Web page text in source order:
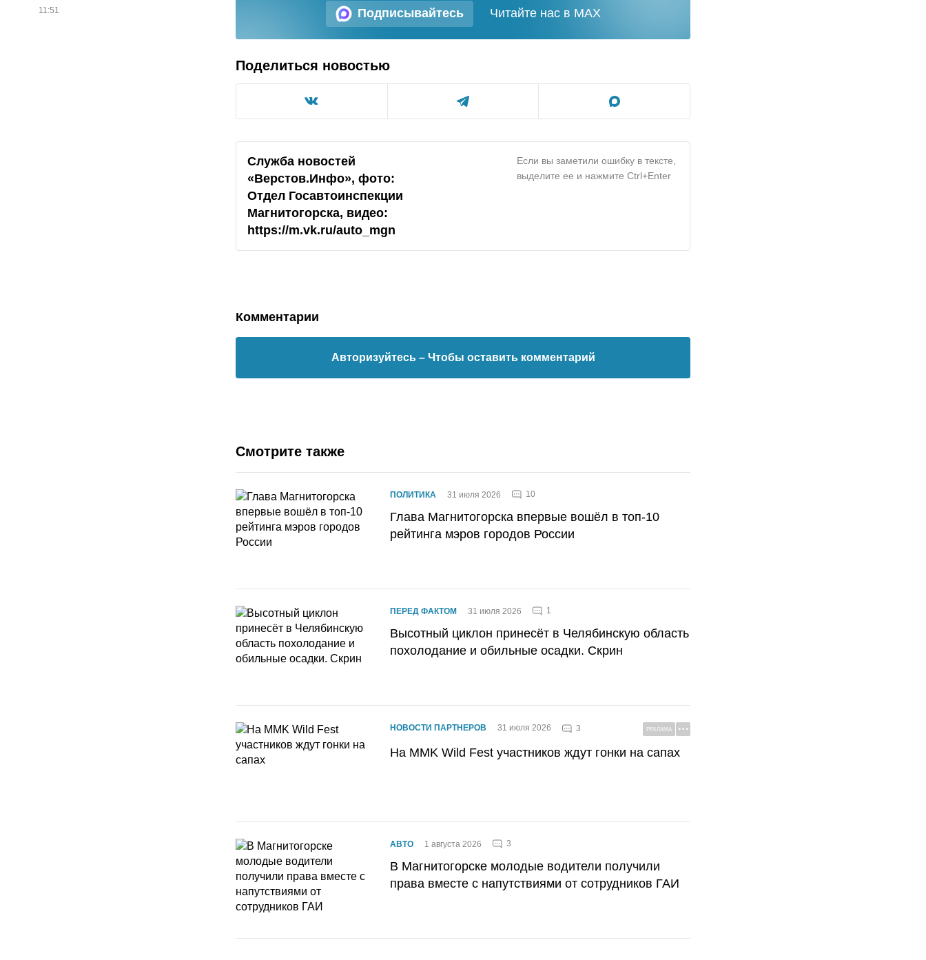
11:51 Подписывайтесь Читайте нас в MAX
Поделиться новостью
Служба новостей
«Верстов.Инфо», фото:
Отдел Госавтоинспекции
Магнитогорска, видео:
https://m.vk.ru/auto_mgn
Если вы заметили ошибку в тексте,
выделите ее и нажмите Ctrl+Enter
Комментарии
Авторизуйтесь – Чтобы оставить комментарий
Смотрите также
ПОЛИТИКА 31 июля 2026 10
Глава Магнитогорска впервые вошёл в топ-10
рейтинга мэров городов России
ПЕРЕД ФАКТОМ 31 июля 2026 1
Высотный циклон принесёт в Челябинскую область
похолодание и обильные осадки. Скрин
НОВОСТИ ПАРТНЕРОВ 31 июля 2026 3 РЕКЛАМА
На MMK Wild Fest участников ждут гонки на сапах
АВТО 1 августа 2026 3
В Магнитогорске молодые водители получили
права вместе с напутствиями от сотрудников ГАИ